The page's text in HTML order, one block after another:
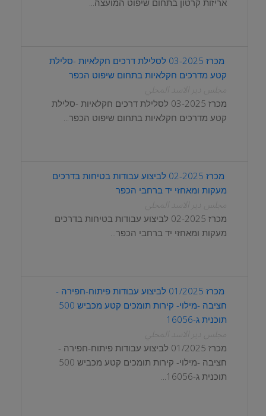
מכרז 03-2025 לסלילת דרכים חקלאיות -סלילת
קטע מדרכים חקלאיות בתחום שיפוט הכפר
مجلس دير الاسد المحلي
מכרז 03-2025 לסלילת דרכים חקלאיות -סלילת
קטע מדרכים חקלאיות בתחום שיפוט הכפר...
מכרז 02-2025 לביצוע עבודות בטיחות בדרכים
מעקות ומאחזי יד ברחבי הכפר
مجلس دير الاسد المحلي
מכרז 02-2025 לביצוע עבודות בטיחות בדרכים
מעקות ומאחזי יד ברחבי הכפר...
מכרז 01/2025 לביצוע עבודות פיתוח-חפירה -
חציבה -מילוי- קירות תומכים קטע מכביש 500
תוכנית ג-16056
مجلس دير الاسد المحلي
מכרז 01/2025 לביצוע עבודות פיתוח-חפירה -
חציבה -מילוי- קירות תומכים קטע מכביש 500
תוכנית ג-16056...
Safari (Mac)
:
פתח את הדפדפן.
-"File" בתפריט העליון
לחץ על"New Private Window".
ניתן לשנות הגדרות העוגיות בהגדרות הפרטיות של הדפדפן